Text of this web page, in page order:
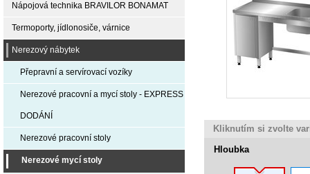
Kliknutím si zvolte
Hloubka
Nápojová technika BRAVILOR BONAMAT
Termoporty, jídlonosiče, várnice
Nerezový nábytek
Přepravní a servírovací vozíky
Nerezové pracovní a mycí stoly - EXPRESS
DODÁNÍ
Nerezové pracovní stoly
Nerezové mycí stoly